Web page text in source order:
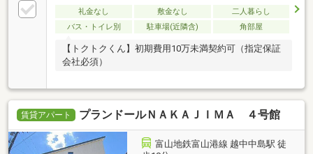
礼金なし 敷金なし
二人暮らし
バス・トイレ別
駐車場(近隣含) 角部屋
【トクトクくん】初期費用10万未満契約可（指定保証
会社必須）
賃貸アパート プランドールＮＡＫＡＪＩＭＡ ４号館
富山地鉄富山港線 越中中島駅 徒